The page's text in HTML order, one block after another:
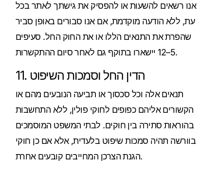
אנו רשאים להשעות או להפסיק את גישתך לאתר בכל
עת, ללא הודעה מוקדמת, אם אנו סבורים באופן סביר
שהפרת את התנאים הללו או את החוק החל. סעיפים
5–12 יישארו בתוקף גם לאחר סיום ההתקשרות.
11. הדין החל וסמכות השיפוט
תנאים אלה וכל סכסוך או תביעה הנובעים מהם או
הקשורים אליהם כפופים לחוקי פולין, ללא התחשבות
בהוראות סתירה בין חוקים. לבתי המשפט המוסמכים
בוורשה תהיה סמכות שיפוט בלעדית, אלא אם כן חוקי
הגנת הצרכן המחייבים קובעים אחרת.